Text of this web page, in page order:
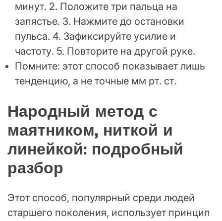
минут. 2. Положите три пальца на
запястье. 3. Нажмите до остановки
пульса. 4. Зафиксируйте усилие и
частоту. 5. Повторите на другой руке.
Помните: этот способ показывает лишь
тенденцию, а не точные мм рт. ст.
Народный метод с
маятником, ниткой и
линейкой: подробный
разбор
Этот способ, популярный среди людей
старшего поколения, использует принцип